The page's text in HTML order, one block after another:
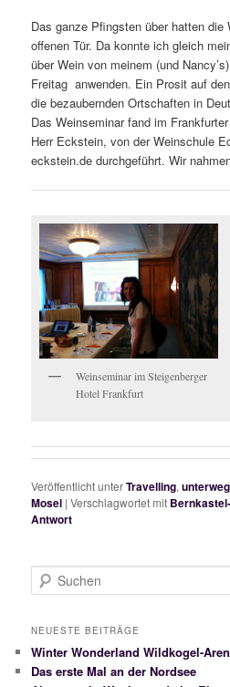
Das ganze Pfingsten über hatten die
offenen Tür. Da konnte ich gleich
über Wein von meinem (und
Freitag anwenden. Ein Prosit auf
die bezaubernden Ortschaften in
Das Weinseminar fand im
Herr Eckstein, von der Weinschule
eckstein.de durchgeführt. Wir
Weinseminar im Steigenberger
Hotel Frankfurt
Veröffentlicht unterTravelling,
Mosel |Verschlagwortet mit
Antwort
u
h
n
NEUESTE BEITRÄGE
Winter Wonderland Wildkogel-
Das erste Mal an der Nordsee